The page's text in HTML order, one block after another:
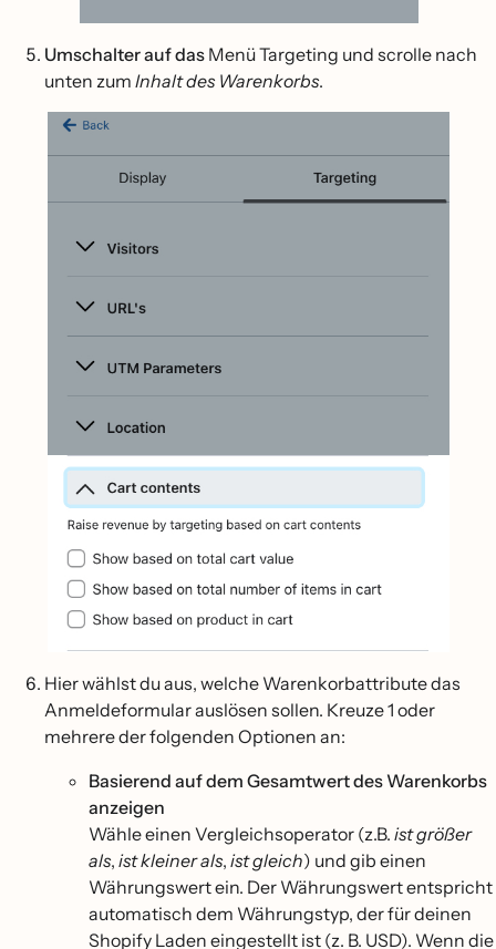
Umschalter auf das Menü Targeting und scrolle nach
unten zum Inhalt des Warenkorbs.
Hier wählst du aus, welche Warenkorbattribute das
Anmeldeformular auslösen sollen. Kreuze 1 oder
mehrere der folgenden Optionen an:
Basierend auf dem Gesamtwert des Warenkorbs
anzeigen
Wähle einen Vergleichsoperator (z.B. ist größer
als, ist kleiner als, ist gleich) und gib einen
Währungswert ein. Der Währungswert entspricht
automatisch dem Währungstyp, der für deinen
Shopify Laden eingestellt ist (z. B. USD). Wenn die